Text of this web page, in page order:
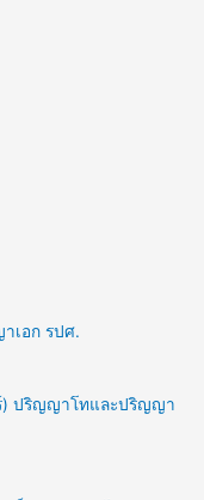
เอก รปศ.
) ปริญญาโทและปริญญา